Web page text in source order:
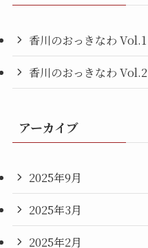
香川のおっきなわ Vol.1
香川のおっきなわ Vol.2
アーカイブ
2025年9月
2025年3月
2025年2月